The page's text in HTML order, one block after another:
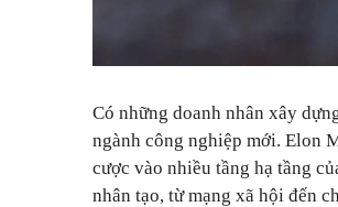
Có những doanh nhân xây
ngành công nghiệp mới. Elon
cược vào nhiều tầng hạ tầng
nhân tạo, từ mạng xã hội đến